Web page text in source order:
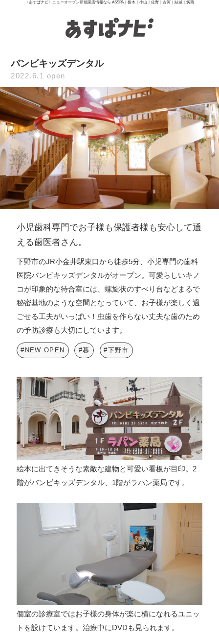
〈あすぱナビ〉ニューオープン新規開店情報なら ASSPA｜栃木｜小山｜佐野｜古河｜結城｜筑西
バンビキッズデンタル
2022.6.1 open
小児歯科専門でお子様も保護者様も安心して通
える歯医者さん。
下野市のJR小金井駅東口から徒歩5分、小児専門の歯科
医院バンビキッズデンタルがオープン。可愛らしいキノ
コが印象的な待合室には、螺旋状のすべり台などまるで
秘密基地のような空間となっていて、お子様が楽しく過
ごせる工夫がいっぱい！虫歯を作らない丈夫な歯のため
の予防診療も大切にしています。
#NEW OPEN #暮 #下野市
絵本に出てきそうな素敵な建物と可愛い看板が目印。2
階がバンビキッズデンタル、1階がラパン薬局です。
個室の診療室ではお子様の身体が楽に横になれるユニッ
トを設けています。治療中にDVDも見られます。